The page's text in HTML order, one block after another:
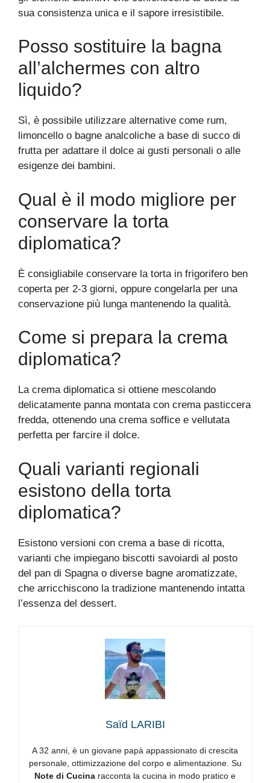
sua consistenza unica e il sapore irresistibile.
Posso sostituire la bagna
all’alchermes con altro
liquido?
Sì, è possibile utilizzare alternative come rum,
limoncello o bagne analcoliche a base di succo di
frutta per adattare il dolce ai gusti personali o alle
esigenze dei bambini.
Qual è il modo migliore per
conservare la torta
diplomatica?
È consigliabile conservare la torta in frigorifero ben
coperta per 2-3 giorni, oppure congelarla per una
conservazione più lunga mantenendo la qualità.
Come si prepara la crema
diplomatica?
La crema diplomatica si ottiene mescolando
delicatamente panna montata con crema pasticcera
fredda, ottenendo una crema soffice e vellutata
perfetta per farcire il dolce.
Quali varianti regionali
esistono della torta
diplomatica?
Esistono versioni con crema a base di ricotta,
varianti che impiegano biscotti savoiardi al posto
del pan di Spagna o diverse bagne aromatizzate,
che arricchiscono la tradizione mantenendo intatta
l’essenza del dessert.
Saïd LARIBI
A 32 anni, è un giovane papà appassionato di crescita
personale, ottimizzazione del corpo e alimentazione. Su
Note di Cucina racconta la cucina in modo pratico e